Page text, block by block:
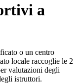
a
o un centro
locale raccoglie le 2
valutazioni degli
istruttori.